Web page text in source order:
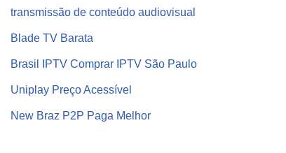
transmissão de conteúdo audiovisual
Blade TV Barata
Brasil IPTV Comprar IPTV São Paulo
Uniplay Preço Acessível
New Braz P2P Paga Melhor